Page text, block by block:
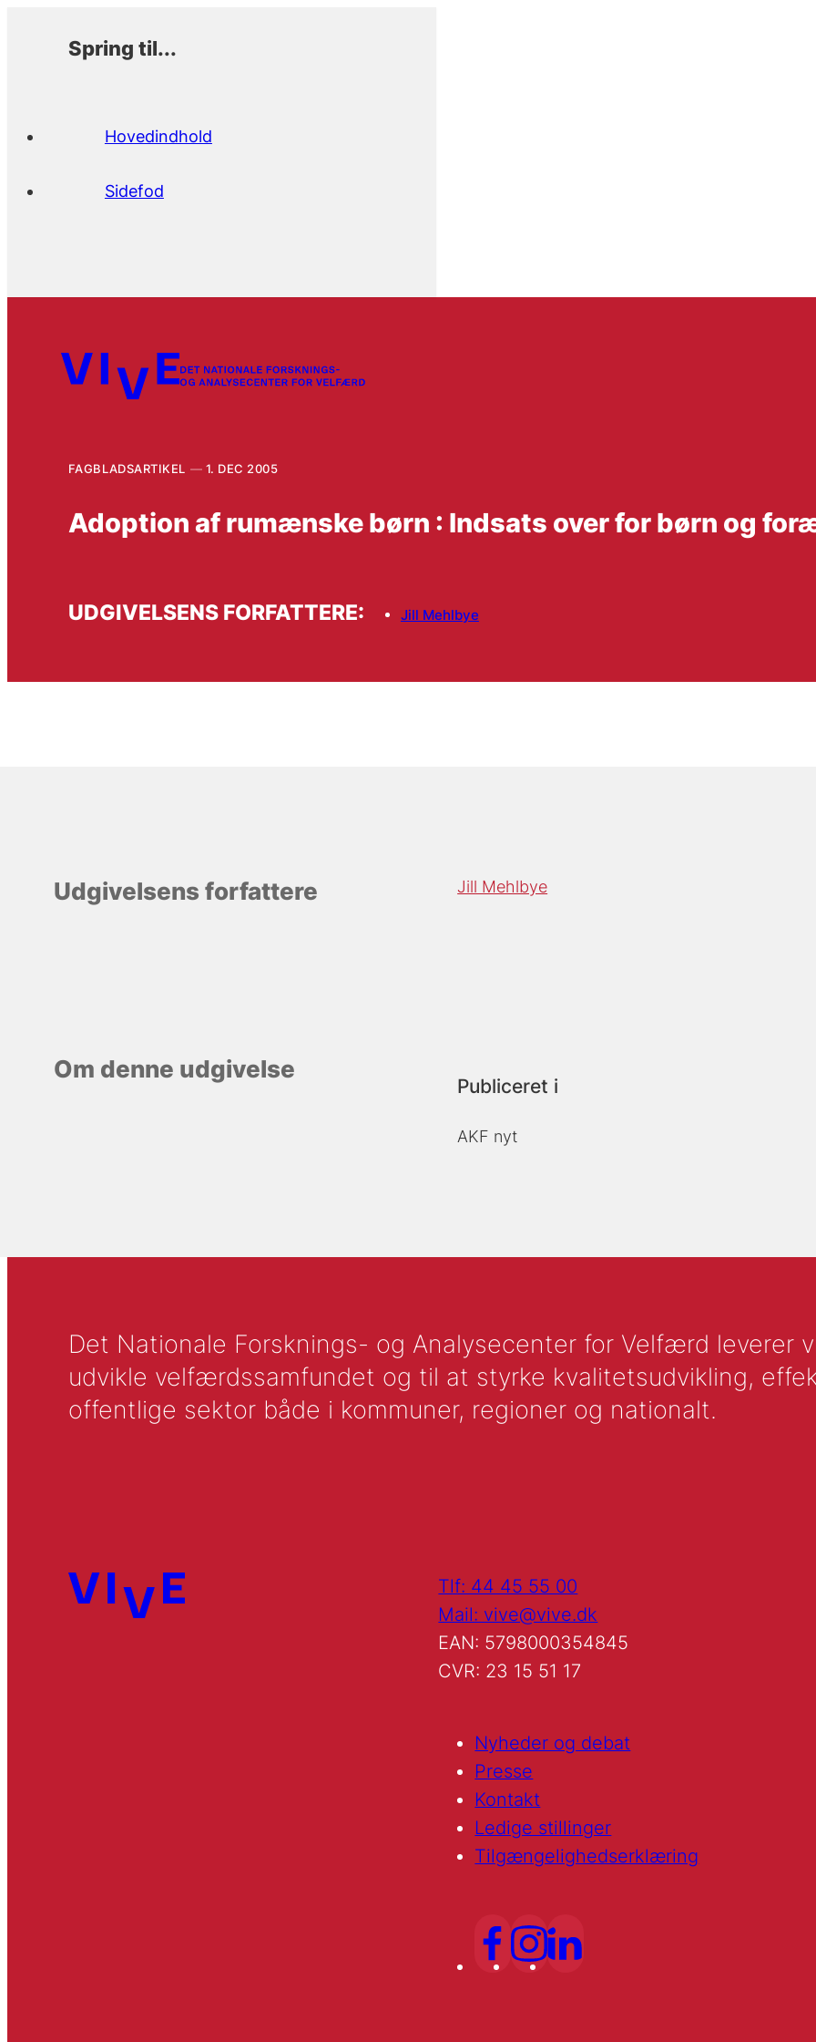
Spring til...
Hovedindhold
Sidefod
FAGBLADSARTIKEL 1. DEC 2005
Adoption af rumænske børn : Indsats over for børn og
UDGIVELSENS FORFATTERE: Jill Mehlbye
Udgivelsens forfattere Jill Mehlbye
Om denne udgivelse
Publiceret i
AKF nyt
Det Nationale Forsknings- og Analysecenter for Velfærd leverer
udvikle velfærdssamfundet og til at styrke kvalitetsudvikling,
offentlige sektor både i kommuner, regioner og nationalt.
Tlf: 44 45 55 00
Mail: vive@vive.dk
EAN: 5798000354845
CVR: 23 15 51 17
Nyheder og debat
Presse
Kontakt
Ledige stillinger
Tilgængelighedserklæring